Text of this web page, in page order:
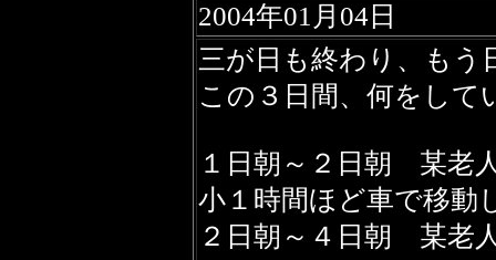
2004年01月04日
三が日も終わり、もう
この３日間、何をして
１日朝～２日朝 某老
小１時間ほど車で移動
２日朝～４日朝 某老